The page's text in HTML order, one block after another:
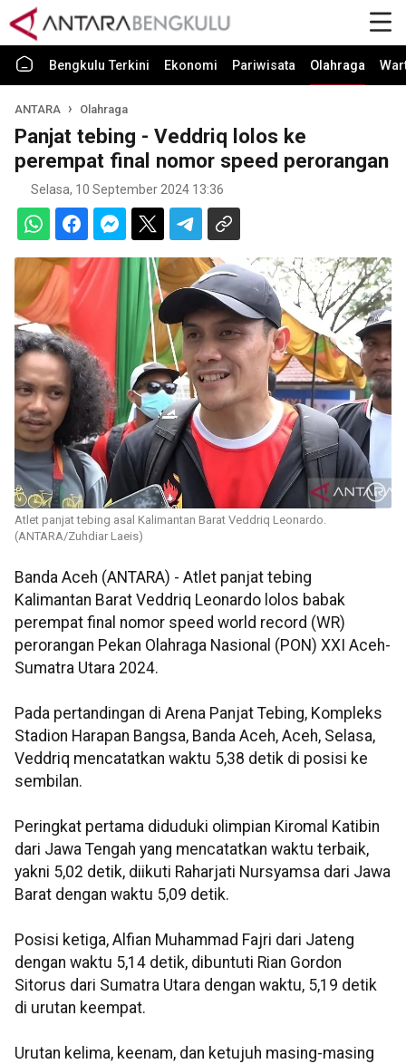
Bengkulu Terkini Ekonomi Pariwisata Olahraga
ANTARA Olahraga
Panjat tebing - Veddriq lolos ke
perempat final nomor speed perorangan
Selasa, 10 September 2024 13:36
Atlet panjat tebing asal Kalimantan Barat Veddriq Leonardo.
(ANTARA/Zuhdiar Laeis)
Banda Aceh (ANTARA) - Atlet panjat tebing
Kalimantan Barat Veddriq Leonardo lolos babak
perempat final nomor speed world record (WR)
perorangan Pekan Olahraga Nasional (PON) XXI Aceh-
Sumatra Utara 2024.
Pada pertandingan di Arena Panjat Tebing, Kompleks
Stadion Harapan Bangsa, Banda Aceh, Aceh, Selasa,
Veddriq mencatatkan waktu 5,38 detik di posisi ke
sembilan.
Peringkat pertama diduduki olimpian Kiromal Katibin
dari Jawa Tengah yang mencatatkan waktu terbaik,
yakni 5,02 detik, diikuti Raharjati Nursyamsa dari Jawa
Barat dengan waktu 5,09 detik.
Posisi ketiga, Alfian Muhammad Fajri dari Jateng
dengan waktu 5,14 detik, dibuntuti Rian Gordon
Sitorus dari Sumatra Utara dengan waktu, 5,19 detik
di urutan keempat.
Urutan kelima, keenam, dan ketujuh masing-masing